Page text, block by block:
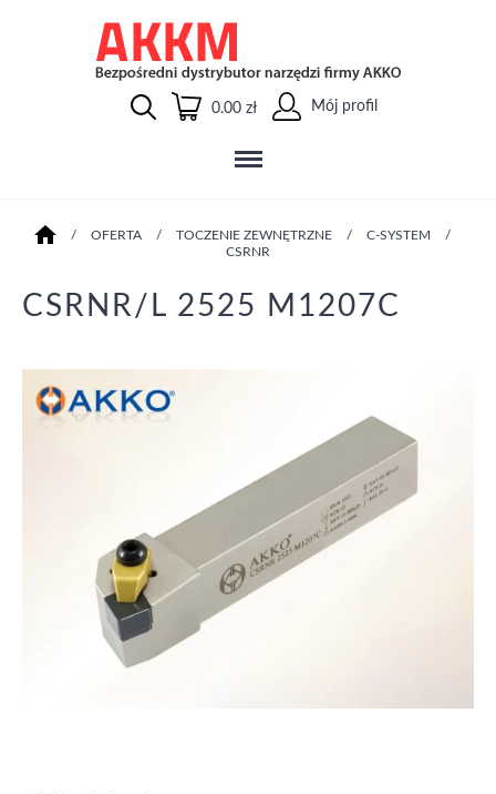
0.00 zł Mój profil
/ OFERTA / TOCZENIE ZEWNĘTRZNE / C-SYSTEM
/
CSRNR
CSRNR/L 2525 M1207C